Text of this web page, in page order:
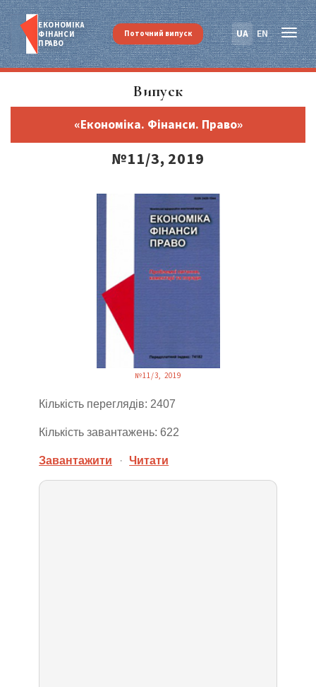
ЕКОНОМІКА
ФІНАНСИ
ПРАВО
UA EN
Поточний випуск
Випуск
«Економіка. Фінанси. Право»
№11/3, 2019
№11/3, 2019
Кількість переглядів: 2407
Кількість завантажень: 622
Завантажити · Читати